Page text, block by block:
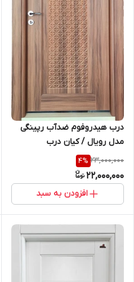
درب هیدروفوم ضدآب رپینگی
مدل رویال / کیان درب
23,000,000
4%
22,000,000
افزودن به سبد